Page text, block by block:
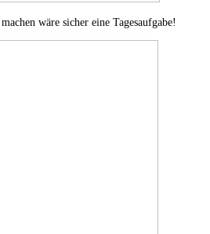
wäre sicher eine Tagesaufgabe!